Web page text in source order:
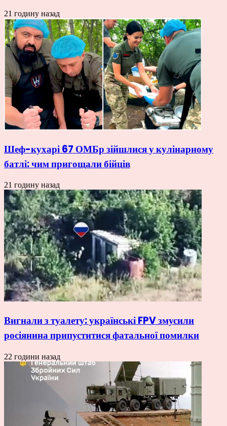
21 годину назад
Шеф-кухарі 67 ОМБр зійшлися у кулінарному
батлі: чим пригощали бійців
21 годину назад
Вигнали з туалету: українські FPV змусили
росіянина припуститися фатальної помилки
22 години назад